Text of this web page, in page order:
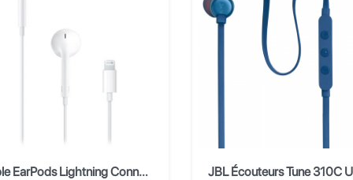
Apple EarPods Lightning Connector